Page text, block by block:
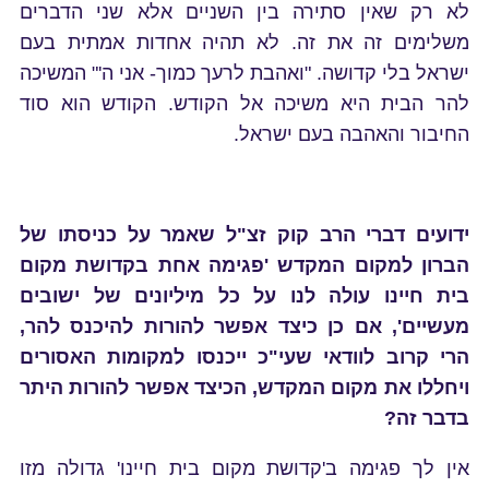
לא רק שאין סתירה בין השניים אלא שני הדברים
משלימים זה את זה. לא תהיה אחדות אמתית בעם
ישראל בלי קדושה. "ואהבת לרעך כמוך- אני ה'" המשיכה
להר הבית היא משיכה אל הקודש. הקודש הוא סוד
החיבור והאהבה בעם ישראל.
ידועים דברי הרב קוק זצ"ל שאמר על כניסתו של
הברון למקום המקדש 'פגימה אחת בקדושת מקום
בית חיינו עולה לנו על כל מיליונים של ישובים
מעשיים', אם כן כיצד אפשר להורות להיכנס להר,
הרי קרוב לוודאי שעי"כ ייכנסו למקומות האסורים
ויחללו את מקום המקדש, הכיצד אפשר להורות היתר
בדבר זה?
אין לך פגימה ב'קדושת מקום בית חיינו' גדולה מזו